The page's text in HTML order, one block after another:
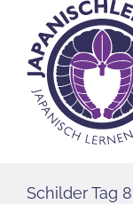
Schilder Tag 8